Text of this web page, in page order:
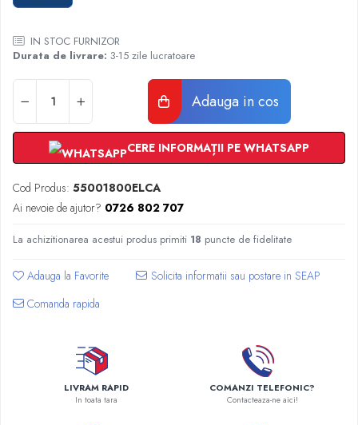
Radiatoare Otel Vogel&Noot
Radiatoare de Baie Purmo Banga
Detectoare
Termostate centrala ambient
Detectoare de gaz si electrovalve
Detectoare de inundatie
Stabilizatoare de tensiune
Panouri solare apa calda
Accesorii panouri solare apa calda
Panouri solare nepresurizate
Automatizari panouri solare
Grupuri de pompare panouri solare
Pompe de caldura
Centrale peleti lemn
IN STOC FURNIZOR
Durata de livrare: 3-15 zile lucratoare
Adauga in cos
CERE INFORMAȚII PE WHATSAPP
Cod Produs: 55001800ELCA
Ai nevoie de ajutor? 0726 802 707
La achizitionarea acestui produs primiti 18 puncte de fidelitate
Adauga la Favorite
Comanda rapida
LIVRAM RAPID
In toata tara
COMANZI TELEFONIC?
Contacteaza-ne aici!